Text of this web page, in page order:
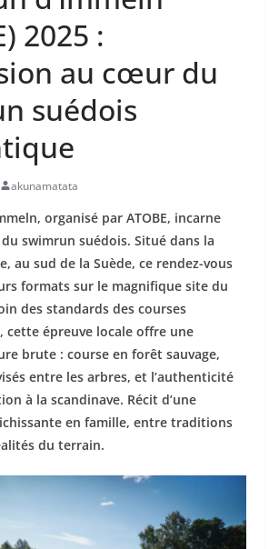
2025 :
au cœur du
suédois
akunamatata
organisé par ATOBE, incarne
swimrun suédois. Situé dans la
au sud de la Suède, ce rendez-vous
formats sur le magnifique site du
des standards des courses
cette épreuve locale offre une
brute : course en forêt sauvage,
entre les arbres, et l’authenticité
à la scandinave. Récit d’une
en famille, entre traditions
du terrain.